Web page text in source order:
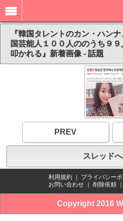
『韓国タレントのカン・ハン
国芸能人１００人ののうち
叩かれる』新着画像 - 話題
PREV
スレッド
利用規約 プライバシー
お問い合わせ
削除依頼
Copyright 2016